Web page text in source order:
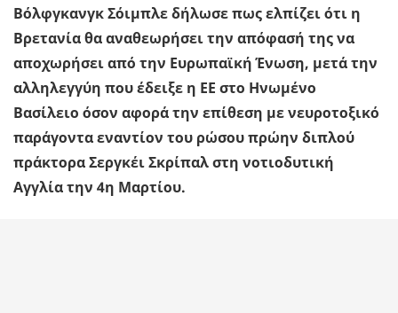
Βόλφγκανγκ Σόιμπλε δήλωσε πως ελπίζει ότι η
Βρετανία θα αναθεωρήσει την απόφασή της να
αποχωρήσει από την Ευρωπαϊκή Ένωση, μετά την
αλληλεγγύη που έδειξε η ΕΕ στο Ηνωμένο
Βασίλειο όσον αφορά την επίθεση με νευροτοξικό
παράγοντα εναντίον του ρώσου πρώην διπλού
πράκτορα Σεργκέι Σκρίπαλ στη νοτιοδυτική
Αγγλία την 4η Μαρτίου.